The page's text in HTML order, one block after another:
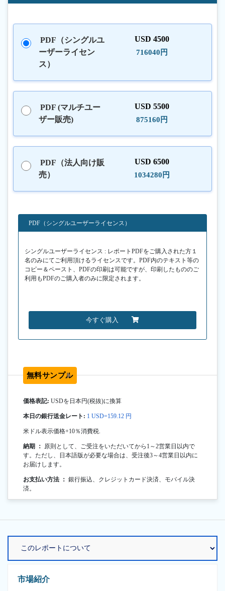
PDF（シングルユ
ーザーライセン
ス）
USD 4500
716040円
PDF (マルチユー
ザー販売)
USD 5500
875160円
PDF（法人向け販
売）
USD 6500
1034280円
PDF（シングルユーザーライセンス）
シングルユーザーライセンス : レポートPDFをご購入された方１
名のみにてご利用頂けるライセンスです。PDF内のテキスト等の
コピー＆ペースト、PDFの印刷は可能ですが、印刷したもののご
利用もPDFのご購入者のみに限定されます。
今すぐ購入
無料サンプル
価格表記: USDを日本円(税抜)に換算
本日の銀行送金レート: 1 USD=159.12 円
米ドル表示価格+10％消費税.
納期 ： 原則として、ご受注をいただいてから1～2営業日以内で
す。ただし、日本語版が必要な場合は、受注後3～4営業日以内に
お届けします。
お支払い方法 ： 銀行振込、クレジットカード決済、モバイル決
済。
市場紹介